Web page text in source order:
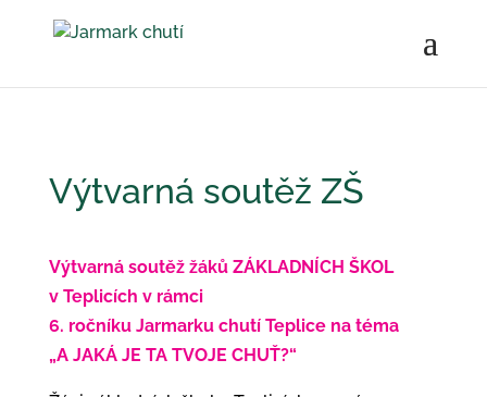
Výtvarná soutěž ZŠ
Výtvarná soutěž žáků ZÁKLADNÍCH ŠKOL
v Teplicích v rámci
6. ročníku Jarmarku chutí Teplice na téma
„A JAKÁ JE TA TVOJE CHUŤ?“